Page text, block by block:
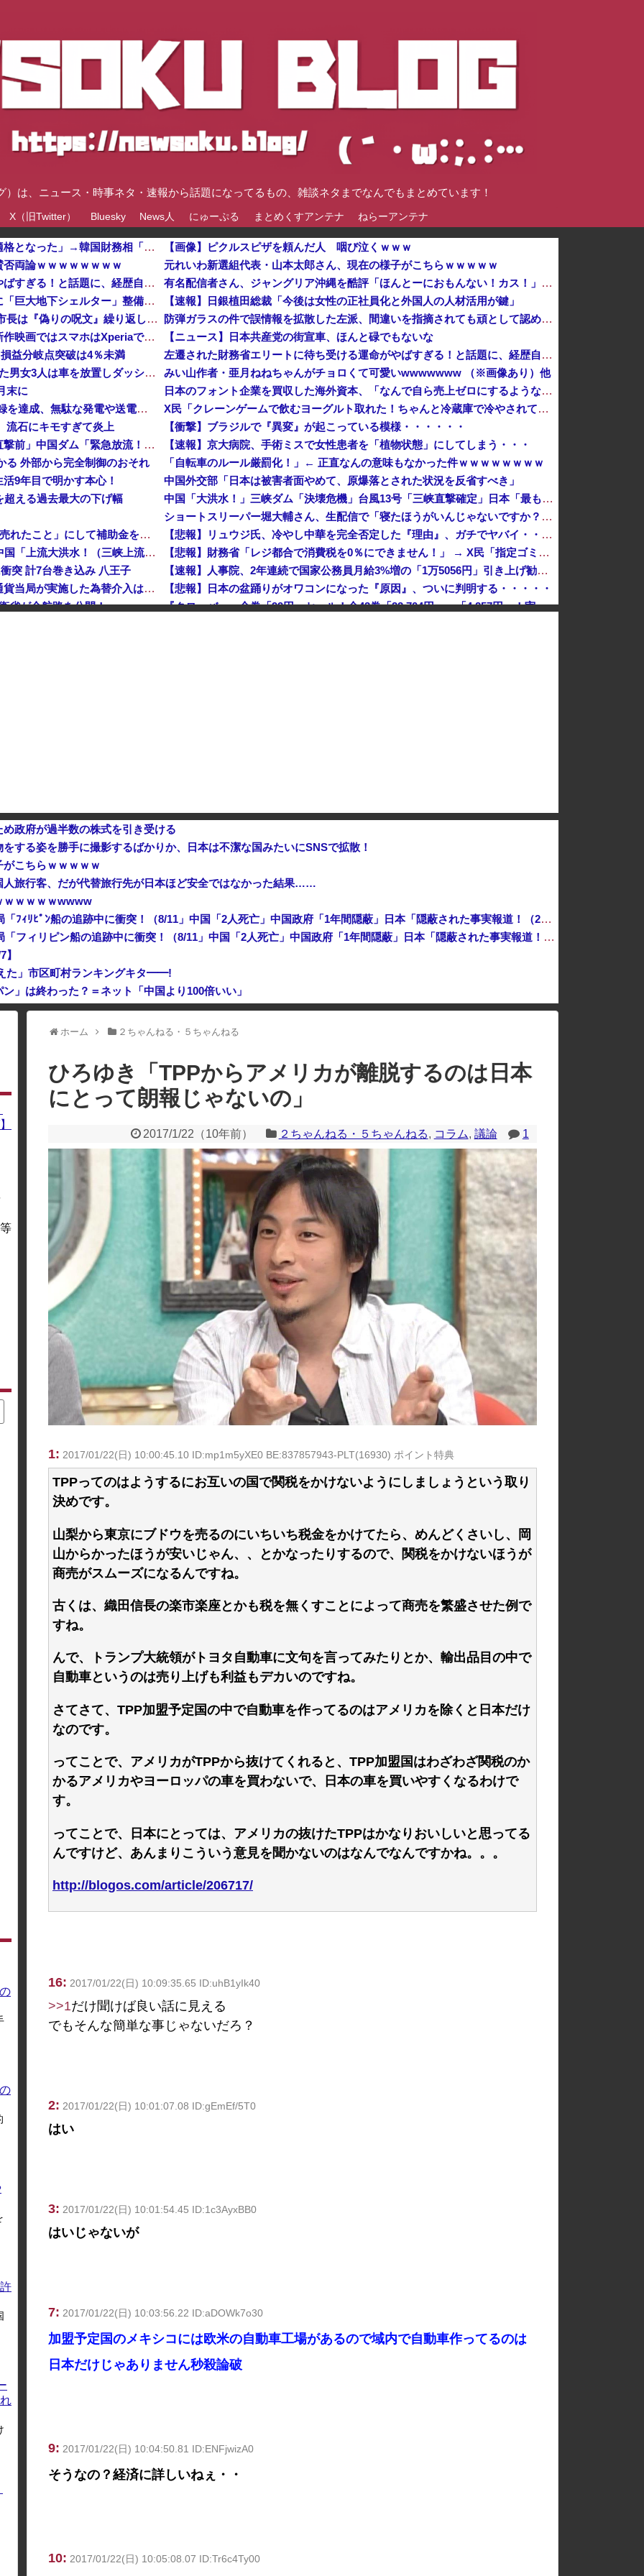
は、ニュース・時事ネタ・速報から話題になってるもの、雑談ネタまでなんでもまとめています！
X（旧Twitter） Bluesky News人 にゅーぷる まとめくすアンテナ ねらーアンテナ
ブルームバーグ「韓国株式市場はすでに投資不適格となった」→韓国財務相「韓国経済は絶好調！ 韓国市場は安泰!!」……まあ、うん。国外からどう認識されているのかって問題だから……さ
否両論ｗｗｗｗｗｗｗｗ
左遷された財務省エリートに待ち受ける運命がやばすぎる！と話題に、経歴自体はとんでもないものだが……
【速報】都知事、東京駅近くの都八重洲駐車場に「巨大地下シェルター」整備を正式表明他
【平和宣言を非難】 ロシア外務省報道官「広島市長は『偽りの呪文』繰り返している」
【悲報】ソニーの大スター、スパイダーマン 新作映画ではスマホはXperiaではなくGalaxyを使用
益分岐点突破は4％未満
【鹿児島】 突然右折し路面電車と衝突 乗っていた男女3人は車を放置しダッシュで逃走中
末に
日産e-power、無給油で1980km走行しギネス記録を達成、無駄な発電や送電ロスなくEVよりエコを証明
流石にキモすぎて炎上
中国「大洪水！」三峡ダム「大雨で増水（台風直撃前」中国ダム「緊急放流！」中国鉄道「列車が走行中に流される」中国避難所「支援物資は有料です」謎の勢力「え」→
る 外部から完全制御のおそれ
9年目で明かす本心！
超える過去最大の下げ幅
中国、止められないEV製造 売れず在庫山積み「売れたこと」にして補助金を騙し取る事案を思いつきが横行
中国「台風接近！」台風13号「三峡直撃予測」中国「上流大洪水！（三峡上流」中国都市「8/5の映像（動画」三峡ダム「緊急放流（決壊危機」中国「下流大水害（震え声」→
突 計7台巻き込み 八王子
岸田文雄元首相「円安を阻止するために日米の通貨当局が実施した為替介入は一時しのぎに過ぎない」
省が全航路を公開！
【画像】ピクルスピザを頼んだ人 咽び泣くｗｗｗ
元れいわ新選組代表・山本太郎さん、現在の様子がこちらｗｗｗｗｗ
有名配信者さん、ジャングリア沖縄を酷評「ほんとーにおもんない！カス！」→炎上→逆に配信でブチギレ反論！絶叫しながら熱弁「誰かが声を上げないといけ...
【速報】日銀植田総裁「今後は女性の正社員化と外国人の人材活用が鍵」
防弾ガラスの件で誤情報を拡散した左派、間違いを指摘されても頑として認めなかった結果……
【ニュース】日本共産党の街宣車、ほんと碌でもないな
左遷された財務省エリートに待ち受ける運命がやばすぎる！と話題に、経歴自体はとんでもないものだが……
みい山作者・亜月ねねちゃんがチョロくて可愛いwwwwwww （※画像あり）他
日本のフォント企業を買収した海外資本、「なんで自ら売上ゼロにするようなことするの」とドン引きするような方針転換を……
X民「クレーンゲームで飲むヨーグルト取れた！ちゃんと冷蔵庫で冷やされてたし問題ないよねｗ」ｸﾞﾋﾞｯ→結果ｗｗｗｗｗｗｗ
【衝撃】ブラジルで『異変』が起こっている模様・・・・・・
【速報】京大病院、手術ミスで女性患者を「植物状態」にしてしまう・・・
「自転車のルール厳罰化！」← 正直なんの意味もなかった件ｗｗｗｗｗｗｗｗ
中国外交部「日本は被害者面やめて、原爆落とされた状況を反省すべき」
中国「大洪水！」三峡ダム「決壊危機」台風13号「三峡直撃確定」日本「最も強い勢力で接近！（伊勢湾台風級」台風13号と15号「中国本土でぶつかり合...
ショートスリーパー堀大輔さん、生配信で「寝たほうがいんじゃないですか？」というコメントにブチギレ！ガチで怖すぎると話題に・・・
【悲報】リュウジ氏、冷やし中華を完全否定した『理由』、ガチでヤバイ・・・・・・
【悲報】財務省「レジ都合で消費税を0％にできません！」 → X民「指定ゴミ袋を買ってレシート見たら消費税はゼロになるんだけど？」ｗｗｗｗｗｗｗｗ...
【速報】人事院、2年連続で国家公務員月給3%増の「1万5056円」引き上げ勧告 2年で6%超え
【悲報】日本の盆踊りがオワコンになった『原因』、ついに判明する・・・・・
『クローバー』全巻「99円」セール！全43巻「22,704円」→「4,257円」！実写ドラマ化もされたチャンピオンが誇る名作ヤンキー漫画！『ドロ...
政府が過半数の株式を引き受ける
する姿を勝手に撮影するばかりか、日本は不潔な国みたいにSNSで拡散！
こちらｗｗｗｗｗ
人旅行客、だが代替旅行先が日本ほど安全ではなかった結果……
ｗｗｗｗｗwwww
中国「衝突事故！（2025年」中国軍と中国海警局「ﾌｨﾘﾋﾟﾝ船の追跡中に衝突！（8/11」中国「2人死亡」中国政府「1年間隠蔽」日本「隠蔽された事実報道！（2026年」→
中国「衝突事故！（2025年」中国軍と中国海警局「フィリピン船の追跡中に衝突！（8/11」中国「2人死亡」中国政府「1年間隠蔽」日本「隠蔽された事実報道！（2026年」→
た」市区町村ランキングキタ━━!
」は終わった？＝ネット「中国より100倍いい」
達成、無駄な発電や送電ロスなくEVよりエコを証明
している場合、一部のコンテンツが表示されなくなったり、サイト全体のレイアウトが崩れたりする場合があります。
ホーム ２ちゃんねる・５ちゃんねる
ひろゆき「TPPからアメリカが離脱するのは日本
にとって朗報じゃないの」
2017/1/22 （10年前） ２ちゃんねる・５ちゃんねる, コラム, 議論 1
1: 2017/01/22(日) 10:00:45.10 ID:mp1m5yXE0 BE:837857943-PLT(16930) ポイント特典
TPPってのはようするにお互いの国で関税をかけないようにしましょうという取り
決めです。
山梨から東京にブドウを売るのにいちいち税金をかけてたら、めんどくさいし、岡
山からかったほうが安いじゃん、、とかなったりするので、関税をかけないほうが
商売がスムーズになるんですね。
古くは、織田信長の楽市楽座とかも税を無くすことによって商売を繁盛させた例で
すね。
んで、トランプ大統領がトヨタ自動車に文句を言ってみたりとか、輸出品目の中で
自動車というのは売り上げも利益もデカいのですね。
さてさて、TPP加盟予定国の中で自動車を作ってるのはアメリカを除くと日本だけ
なのです。
ってことで、アメリカがTPPから抜けてくれると、TPP加盟国はわざわざ関税のか
かるアメリカやヨーロッパの車を買わないで、日本の車を買いやすくなるわけで
す。
ってことで、日本にとっては、アメリカの抜けたTPPはかなりおいしいと思ってる
んですけど、あんまりこういう意見を聞かないのはなんでなんですかね。。。
http://blogos.com/article/206717/
16: 2017/01/22(日) 10:09:35.65 ID:uhB1yIk40
>>1だけ聞けば良い話に見える
でもそんな簡単な事じゃないだろ？
2: 2017/01/22(日) 10:01:07.08 ID:gEmEf/5T0
はい
3: 2017/01/22(日) 10:01:54.45 ID:1c3AyxBB0
はいじゃないが
7: 2017/01/22(日) 10:03:56.22 ID:aDOWk7o30
加盟予定国のメキシコには欧米の自動車工場があるので域内で自動車作ってるのは
日本だけじゃありません秒殺論破
9: 2017/01/22(日) 10:04:50.81 ID:ENFjwizA0
そうなの？経済に詳しいねぇ・・
10: 2017/01/22(日) 10:05:08.07 ID:Tr6c4Ty00